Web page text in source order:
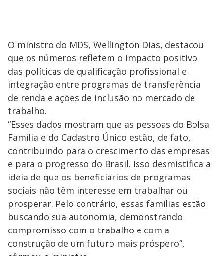
O ministro do MDS, Wellington Dias, destacou
que os números refletem o impacto positivo
das políticas de qualificação profissional e
integração entre programas de transferência
de renda e ações de inclusão no mercado de
trabalho.
“Esses dados mostram que as pessoas do Bolsa
Família e do Cadastro Único estão, de fato,
contribuindo para o crescimento das empresas
e para o progresso do Brasil. Isso desmistifica a
ideia de que os beneficiários de programas
sociais não têm interesse em trabalhar ou
prosperar. Pelo contrário, essas famílias estão
buscando sua autonomia, demonstrando
compromisso com o trabalho e com a
construção de um futuro mais próspero”,